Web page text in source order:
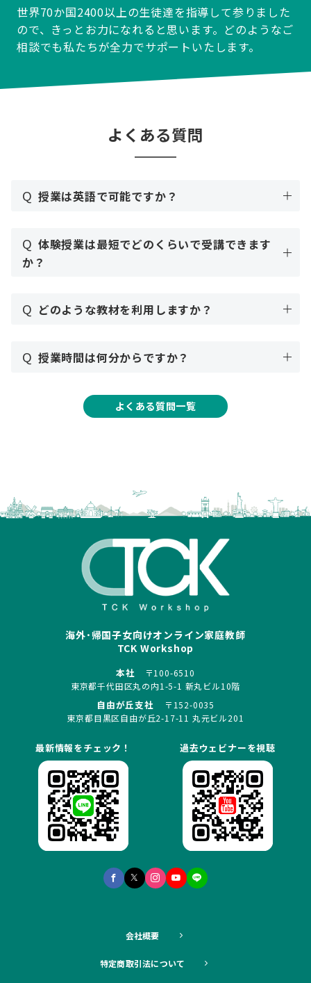
世界70か国2400以上の生徒達を指導して参りました
ので、きっとお力になれると思います。どのようなご
相談でも私たちが全力でサポートいたします。
よくある質問
Q 授業は英語で可能ですか？
Q 体験授業は最短でどのくらいで受講できます
か？
Q どのような教材を利用しますか？
Q 授業時間は何分からですか？
よくある質問一覧
海外･帰国子女向けオンライン家庭教師
TCK Workshop
本社
〒100-6510
東京都千代田区丸の内1-5-1 新丸ビル10階
自由が丘支社
〒152-0035
東京都目黒区自由が丘2-17-11 丸元ビル201
最新情報をチェック！ 過去ウェビナーを視聴
会社概要
特定商取引法について